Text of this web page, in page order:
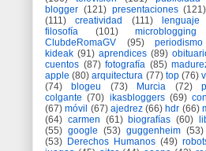
blogger (121) presentaciones (121)
(111)
creatividad (111) lenguaje
filosofía
(101) microblogging
ClubdeRomaGV
(95) periodismo
kideak (91) aprendices (89)
cuentos (87) fotografía (85)
apple (80) arquitectura (77) top (76)
(74)
blogeu (73) Murcia (72)
colgante (70) ikasbloggers (69)
(67) móvil (67) ajedrez (66) hdr (66)
(64) carmen (61) biografías (60)
(55) google (53) guggenheim (53)
(53) Derechos Humanos (49)